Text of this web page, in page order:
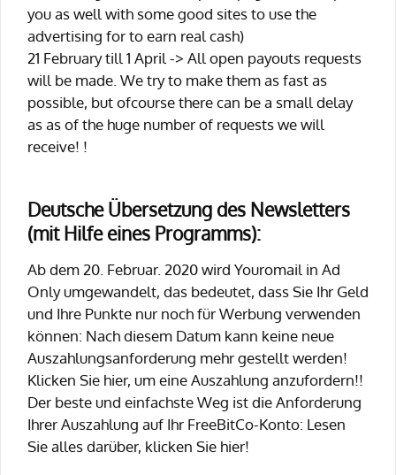
you as well with some good sites to use the
advertising for to earn real cash)
21 February till 1 April -> All open payouts requests
will be made. We try to make them as fast as
possible, but ofcourse there can be a small delay
as as of the huge number of requests we will
receive! !
Deutsche Übersetzung des Newsletters
(mit Hilfe eines Programms):
Ab dem 20. Februar. 2020 wird Youromail in Ad
Only umgewandelt, das bedeutet, dass Sie Ihr Geld
und Ihre Punkte nur noch für Werbung verwenden
können: Nach diesem Datum kann keine neue
Auszahlungsanforderung mehr gestellt werden!
Klicken Sie hier, um eine Auszahlung anzufordern!!
Der beste und einfachste Weg ist die Anforderung
Ihrer Auszahlung auf Ihr FreeBitCo-Konto: Lesen
Sie alles darüber, klicken Sie hier!